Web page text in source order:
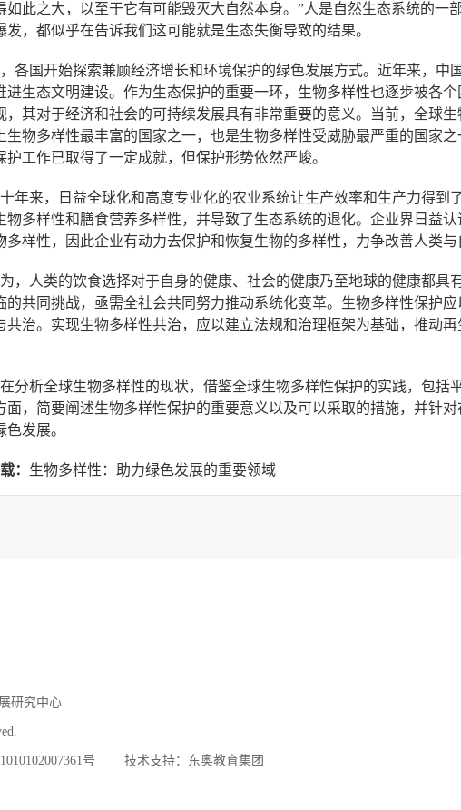
如此之大，以至于它有可能毁灭大自然本身。”人是自然生态系统的一
发，都似乎在告诉我们这可能就是生态失衡导致的结果。
各国开始探索兼顾经济增长和环境保护的绿色发展方式。近年来，
进生态文明建设。作为生态保护的重要一环，生物多样性也逐步被各
，其对于经济和社会的可持续发展具有非常重要的意义。当前，全球
生物多样性最丰富的国家之一，也是生物多样性受威胁最严重的国家
护工作已取得了一定成就，但保护形势依然严峻。
年来，日益全球化和高度专业化的农业系统让生产效率和生产力得到
物多样性和膳食营养多样性，并导致了生态系统的退化。企业界日益
多样性，因此企业有动力去保护和恢复生物的多样性，力争改善人类与
，人类的饮食选择对于自身的健康、社会的健康乃至地球的健康都具
的共同挑战，亟需全社会共同努力推动系统化变革。生物多样性保护
共治。实现生物多样性共治，应以建立法规和治理框架为基础，推动
分析全球生物多样性的现状，借鉴全球生物多样性保护的实践，包括
面，简要阐述生物多样性保护的重要意义以及可以采取的措施，并针
发展。
： 生物多样性：助力绿色发展的重要领域
研究中心
号 技术支持： 东奥教育集团